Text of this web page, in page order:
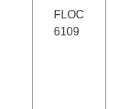
FLOC
6109